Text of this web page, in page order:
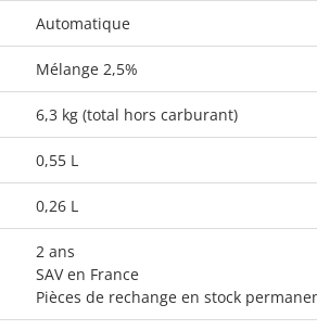
Automatique
Mélange 2,5%
6,3 kg (total hors carburant)
0,55 L
0,26 L
2 ans
SAV en France
Pièces de rechange en stock